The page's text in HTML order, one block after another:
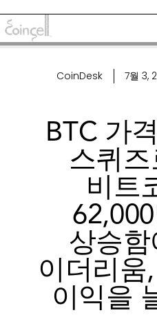
CoinDesk 7월 3,
BTC 가
스퀴
비트
상승
이더리움
이익을